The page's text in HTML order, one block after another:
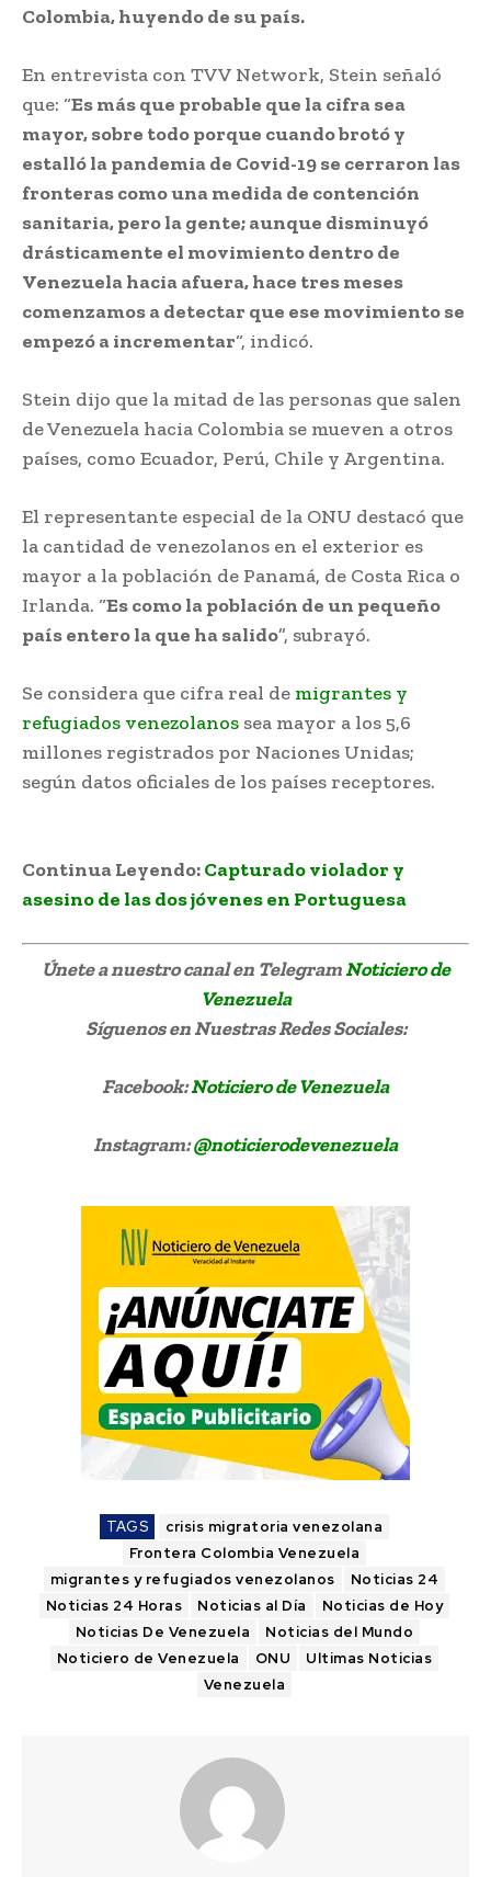
Colombia, huyendo de su país.
En entrevista con TVV Network, Stein señaló
que: “Es más que probable que la cifra sea
mayor, sobre todo porque cuando brotó y
estalló la pandemia de Covid-19 se cerraron las
fronteras como una medida de contención
sanitaria, pero la gente; aunque disminuyó
drásticamente el movimiento dentro de
Venezuela hacia afuera, hace tres meses
comenzamos a detectar que ese movimiento se
empezó a incrementar“, indicó.
Stein dijo que la mitad de las personas que salen
de Venezuela hacia Colombia se mueven a otros
países, como Ecuador, Perú, Chile y Argentina.
El representante especial de la ONU destacó que
la cantidad de venezolanos en el exterior es
mayor a la población de Panamá, de Costa Rica o
Irlanda. “Es como la población de un pequeño
país entero la que ha salido”, subrayó.
Se considera que cifra real de migrantes y
refugiados venezolanos sea mayor a los 5,6
millones registrados por Naciones Unidas;
según datos oficiales de los países receptores.
Continua Leyendo:Capturado violador y
asesino de las dos jóvenes en Portuguesa
Únete a nuestro canal en TelegramNoticiero de
Venezuela
Síguenosen Nuestras Redes Sociales:
Facebook:Noticiero de Venezuela
Instagram:@noticierodevenezuela
TAGS
crisis migratoria venezolana
Frontera Colombia Venezuela
migrantes y refugiados venezolanos
Noticias 24
Noticias 24 Horas
Noticias al Día
Noticias de Hoy
Noticias De Venezuela
Noticias del Mundo
Noticiero de Venezuela
ONU
Ultimas Noticias
Venezuela